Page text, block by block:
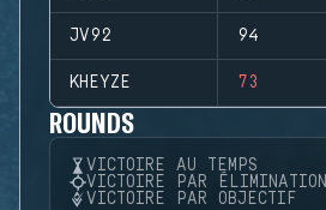
JV92 94
KHEYZE 73
ROUNDS
VICTOIRE AU TEMPS
VICTOIRE PAR ÉLIMINATION
VICTOIRE PAR OBJECTIF